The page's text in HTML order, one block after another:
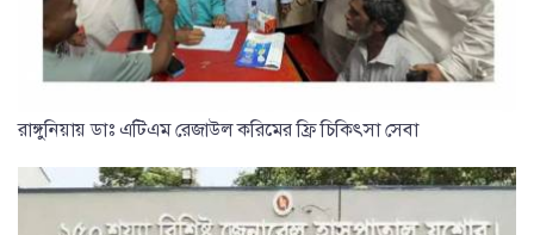
রাঙ্গুনিয়ায় ডাঃ এটিএম রেজাউল করিমের ফ্রি চিকিৎসা সেবা